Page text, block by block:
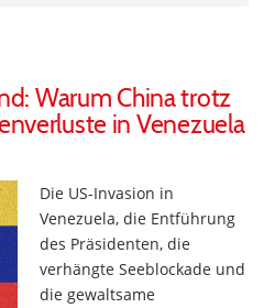
Warum China trotz
in Venezuela
Die US-Invasion in
Venezuela, die Entführung
des Präsidenten, die
verhängte Seeblockade und
die gewaltsame